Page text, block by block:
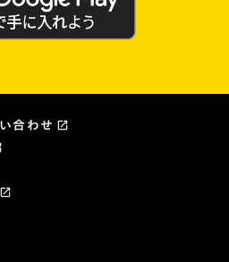
合わせ open_in_new
launch